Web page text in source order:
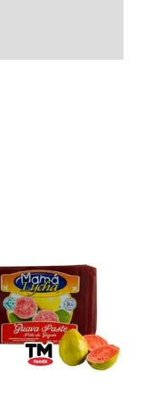
GUAYABA
MAMA
LYCHA
14
OZ
cantidad